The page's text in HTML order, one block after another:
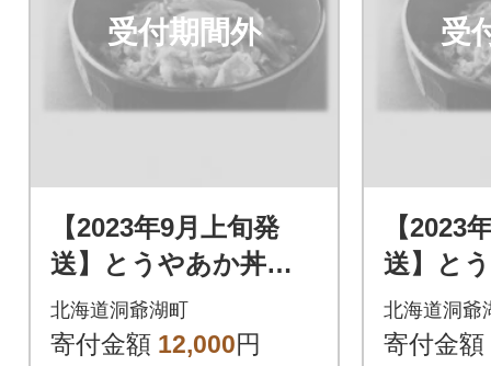
受付期間外
【2023年9月上旬発
送】とうやあか丼の
具 100g×2袋入り 2
箱
北海道洞爺湖町
寄付金額 12,000円
受
【2023
送】と
具
箱
北海道洞爺
寄付金額